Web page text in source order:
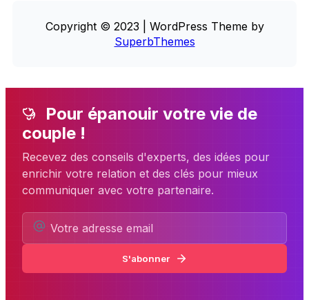
Copyright © 2023 | WordPress Theme by
SuperbThemes
Pour épanouir votre vie de
couple !
Recevez des conseils d'experts, des idées pour
enrichir votre relation et des clés pour mieux
communiquer avec votre partenaire.
S'abonner